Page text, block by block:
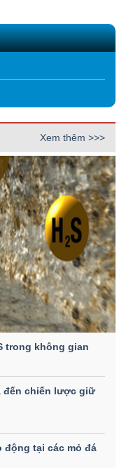
Xem thêm >>>
trong không gian
đến chiến lược giữ
động tại các mỏ đá